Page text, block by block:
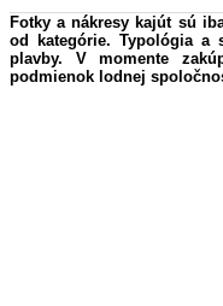
Fotky a nákresy kajút sú
od kategórie. Typológia
plavby. V momente
podmienok lodnej